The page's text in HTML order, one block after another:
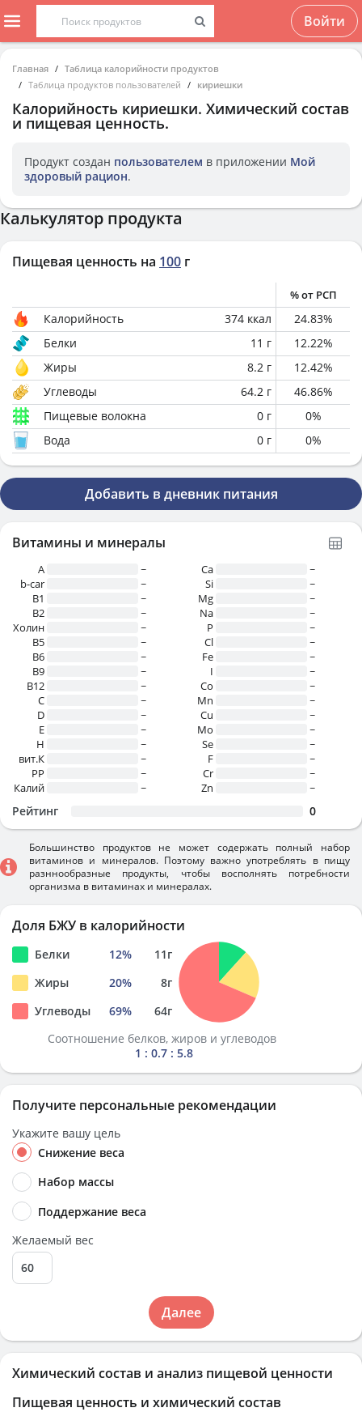
Войти
Главная
Таблица калорийности продуктов
Таблица продуктов пользователей
кириешки
Калорийность кириешки. Химический состав
и пищевая ценность.
Продукт создан пользователем в приложении Мой
здоровый рацион.
Химический состав и анализ пищевой ценности
Пищевая ценность и химический состав
Калькулятор продукта
Пищевая ценность на 100 г
% от РСП
Калорийность 374 ккал 24.83%
Белки
11 г 12.22%
Жиры
8.2 г 12.42%
Углеводы
64.2 г 46.86%
Пищевые волокна
0 г 0%
Вода
0 г 0%
Добавить в дневник питания
Витамины и минералы
A
~
b-car
~
В1
~
B2
~
Холин
~
B5
~
B6
~
B9
~
B12
~
C
~
D
~
E
~
H
~
вит.К
~
PP
~
Калий
~
Ca
~
Si
~
Mg
~
Na
~
P
~
Cl
~
Fe
~
I
~
Co
~
Mn
~
Cu
~
Mo
~
Se
~
F
~
Cr
~
Zn
~
Рейтинг 0
Большинство продуктов не может содержать полный набор
витаминов и минералов. Поэтому важно употреблять в пищу
разннообразные продукты, чтобы восполнять потребности
организма в витаминах и минералах.
Доля БЖУ в калорийности
Белки 12% 11г
Жиры
20% 8г
Углеводы
69% 64г
Соотношение белков, жиров и углеводов
1 : 0.7 : 5.8
Получите персональные рекомендации
Укажите вашу цель
Снижение веса
Набор массы
Поддержание веса
Желаемый вес
Далее